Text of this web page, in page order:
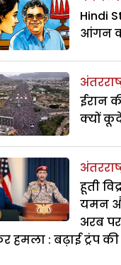
Hindi
आंगन
ईरान
क्यों
हूती
यमन
अरब
हमला : बढ़ाई ट्रंप